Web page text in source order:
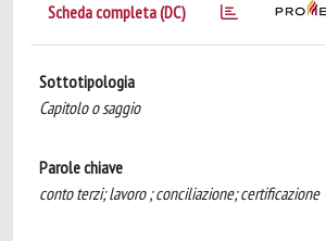
Scheda completa (DC)
Sottotipologia
Capitolo o saggio
Parole chiave
conto terzi; lavoro ; conciliazione; certificazione